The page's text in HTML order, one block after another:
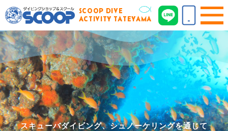
SCOOP DIVE
ACTIVITY TATEYAMA
スキューバダイビング、シュノーケリングを通じて